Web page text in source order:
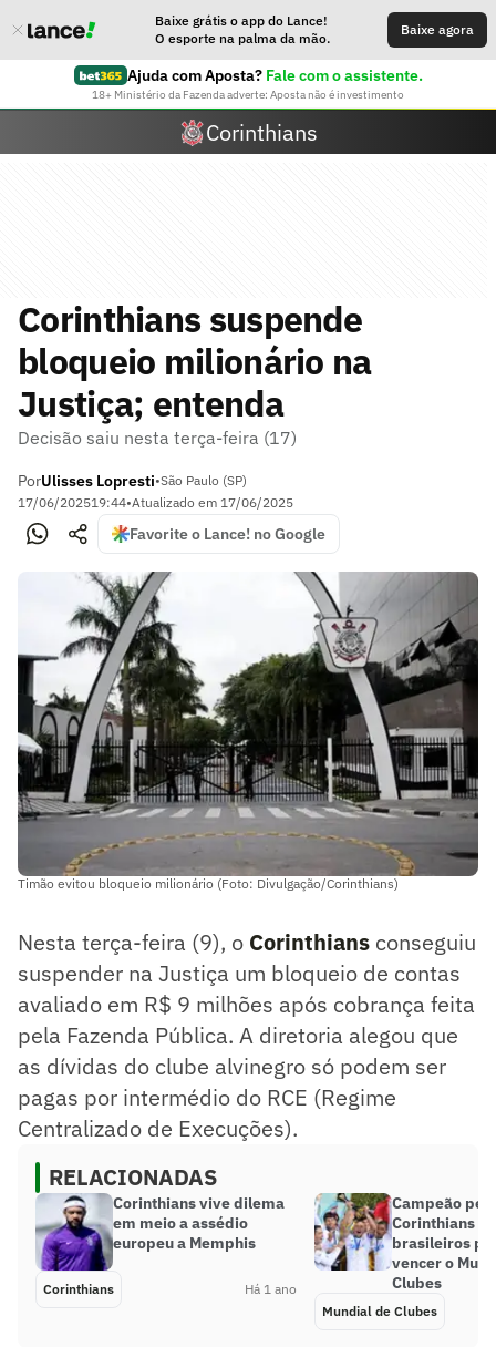
Baixe grátis o app do Lance!
O esporte na palma da mão.
Baixe agora
Ajuda com Aposta? Fale com o assistente.
18+ Ministério da Fazenda adverte: Aposta não é investimento
Corinthians
Corinthians suspende
bloqueio milionário na
Justiça; entenda
Decisão saiu nesta terça-feira (17)
PorUlisses Lopresti•São Paulo (SP)
17/06/202519:44•Atualizado em 17/06/2025
Favorite o Lance! no Google
Timão evitou bloqueio milionário (Foto: Divulgação/Corinthians)
Nesta terça-feira (9), o Corinthians conseguiu
suspender na Justiça um bloqueio de contas
avaliado em R$ 9 milhões após cobrança feita
pela Fazenda Pública. A diretoria alegou que
as dívidas do clube alvinegro só podem ser
pagas por intermédio do RCE (Regime
Centralizado de Execuções).
RELACIONADAS
Corinthians vive dilema
em meio a assédio
europeu a Memphis
Corinthians Há 1 ano
Campeão pelo
Corinthians
brasileiros
vencer o
Clubes
Mundial de Clubes